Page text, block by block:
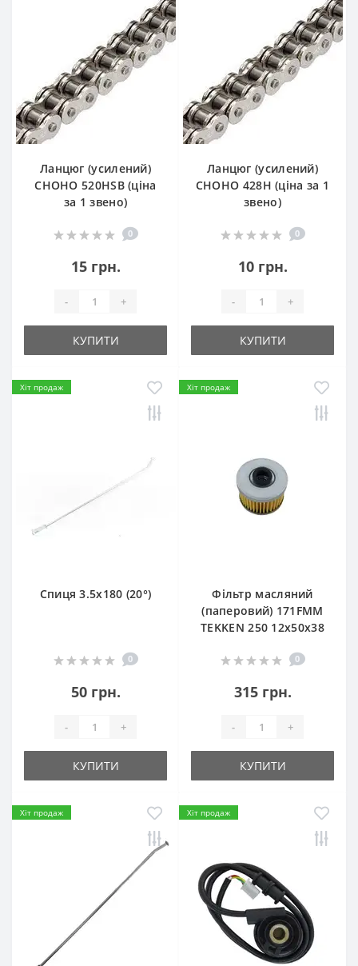
Ланцюг (усилений)
СHOHO 520HSB (ціна
за 1 звено)
0
15 грн.
- +
КУПИТИ
Ланцюг (усилений)
СHOHO 428H (ціна за 1
звено)
0
10 грн.
- +
КУПИТИ
Хіт продаж
Спиця 3.5х180 (20°)
0
50 грн.
- +
КУПИТИ
Хіт продаж
Фільтр масляний
(паперовий) 171FMM
TEKKEN 250 12х50х38
0
315 грн.
- +
КУПИТИ
Хіт продаж Хіт продаж